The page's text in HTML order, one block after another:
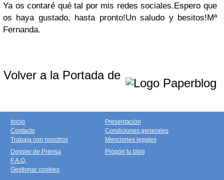
Ya os contaré qué tal por mis redes sociales.Espero que
os haya gustado, hasta pronto!Un saludo y besitos!Mª
Fernanda.
Volver a la Portada de
Inicio
Contacto
Trabaja con nosotros
Presentación
Condiciones generales
Menciones legales
Dossier de Prensa
F.A.Q.
Gestionar cookies
Propón tu blog